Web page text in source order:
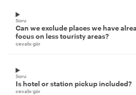
Soru
Can we exclude places we have
focus on less touristy areas?
cevabı gör
Soru
Is hotel or station pickup included?
cevabı gör